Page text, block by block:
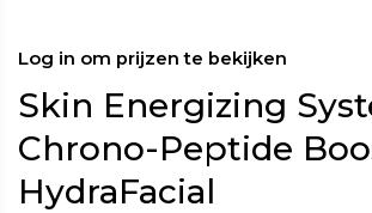
Log in om prijzen te bekijken
Skin Energizing
Chrono-Peptide
HydraFacial